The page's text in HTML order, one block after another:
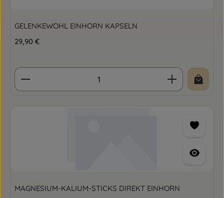
GELENKEWOHL EINHORN KAPSELN
Regulärer Preis:
29,90 €
Produkt Anzahl: Gib den gewünschten Wert
MAGNESIUM-KALIUM-STICKS DIREKT EINHORN